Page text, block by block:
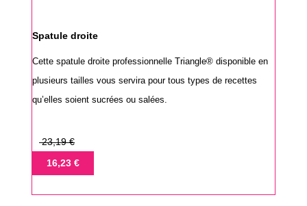
Spatule droite
Cette spatule droite professionnelle Triangle® disponible en
plusieurs tailles vous servira pour tous types de recettes
qu’elles soient sucrées ou salées.
Prix
base
23,19 €
Prix16,23 €